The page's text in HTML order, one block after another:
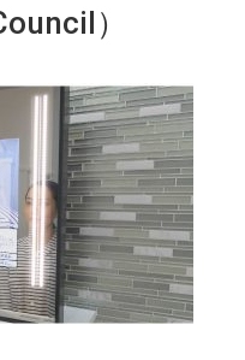
）